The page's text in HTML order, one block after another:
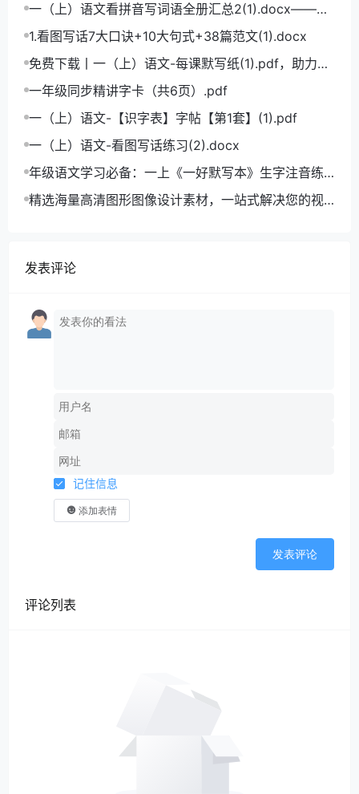
一（上）语文看拼音写词语全册汇总2(1).docx——小
学语文拼音学习的必备利器
1.看图写话7大口诀+10大句式+38篇范文(1).docx
免费下载丨一（上）语文-每课默写纸(1).pdf，助力小
学语文成绩飞跃
一年级同步精讲字卡（共6页）.pdf
一（上）语文-【识字表】字帖【第1套】(1).pdf
一（上）语文-看图写话练习(2).docx
年级语文学习必备：一上《一好默写本》生字注音练
习电子版，助力孩子打好基础
精选海量高清图形图像设计素材，一站式解决您的视
发表评论
记住信息
添加表情
发表评论
评论列表